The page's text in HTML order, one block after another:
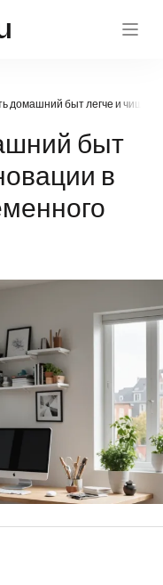
домашний быт легче и чище:
быт
в